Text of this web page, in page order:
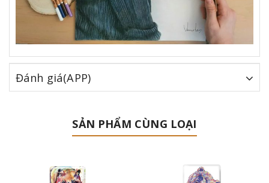
Đánh giá(APP)
SẢN PHẨM CÙNG LOẠI